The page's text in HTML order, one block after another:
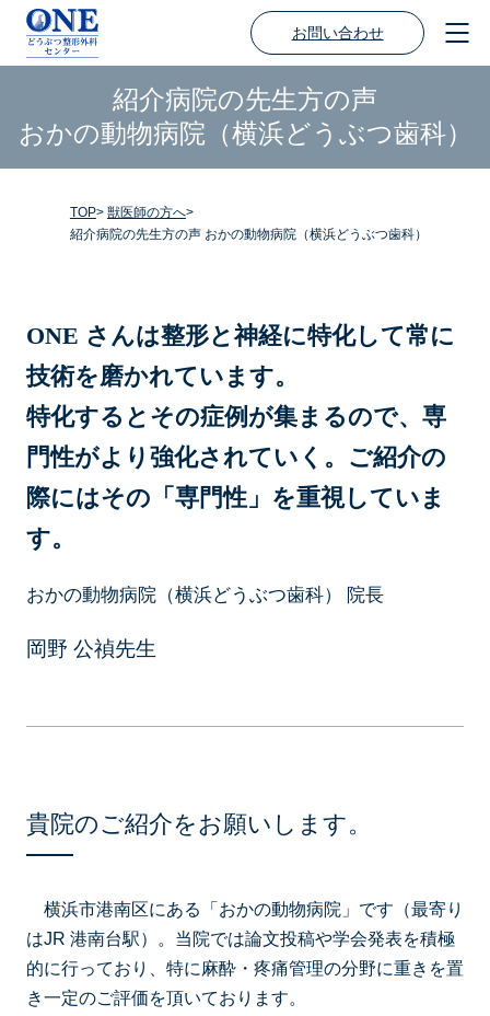
お問い合わせ
紹介病院の先生方の声
おかの動物病院（横浜どうぶつ歯科）
TOP
獣医師の方へ
紹介病院の先生方の声 おかの動物病院（横浜どうぶつ歯科）
ONE さんは整形と神経に特化して常に
技術を磨かれています。
特化するとその症例が集まるので、専
⾨性がより強化されていく。ご紹介の
際にはその「専⾨性」を重視していま
す。
おかの動物病院（横浜どうぶつ歯科） 院長
岡野 公禎先生
貴院のご紹介をお願いします。
横浜市港南区にある「おかの動物病院」です（最寄り
はJR 港南台駅）。当院では論⽂投稿や学会発表を積極
的に⾏っており、特に⿇酔・疼痛管理の分野に重きを置
き⼀定のご評価を頂いております。